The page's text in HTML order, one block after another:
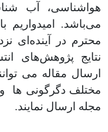
هواشناسی، آب
می‌‌‌‌باشد. امیدواریم
محترم در آینده‌‌ای
نتایج پژوهش‌‌‌‌های
ارسال مقاله می
مختلف دگرگونی ها
مجله ارسال نمایند.